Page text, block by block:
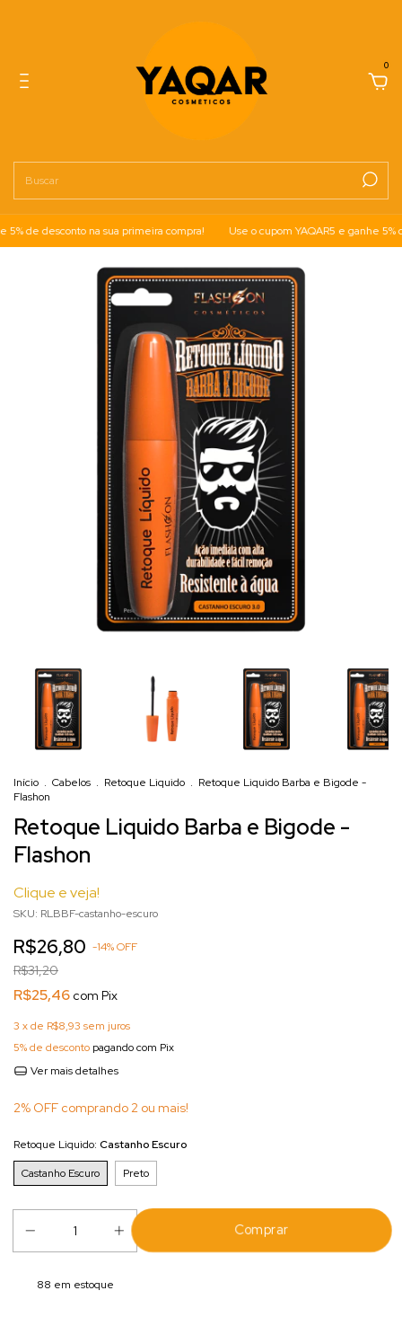
0
de desconto na sua primeira compra! Use o cupom YAQAR5 e ganhe 5%
Início . Cabelos . Retoque Liquido . Retoque Liquido Barba e Bigode -
Flashon
Retoque Liquido Barba e Bigode -
Flashon
Clique e veja!
SKU: RLBBF-castanho-escuro
R$26,80 -14%OFF
R$31,20
R$25,46 com Pix
3 x de R$8,93 sem juros
5% de desconto pagando com Pix
Ver mais detalhes
2% OFF comprando 2 ou mais!
Retoque Liquido: Castanho Escuro
Castanho Escuro
Preto
88 em estoque